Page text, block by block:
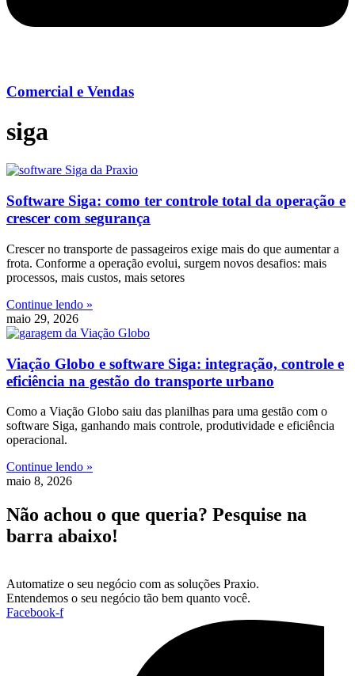
Comercial e Vendas
siga
Software Siga: como ter controle total da operação e
crescer com segurança
Crescer no transporte de passageiros exige mais do que aumentar a
frota. Conforme a operação evolui, surgem novos desafios: mais
processos, mais custos, mais setores
Continue lendo »
maio 29, 2026
Viação Globo e software Siga: integração, controle e
eficiência na gestão do transporte urbano
Como a Viação Globo saiu das planilhas para uma gestão com o
software Siga, ganhando mais controle, produtividade e eficiência
operacional.
Continue lendo »
maio 8, 2026
Não achou o que queria? Pesquise na
barra abaixo!
Automatize o seu negócio com as soluções Praxio.
Entendemos o seu negócio tão bem quanto você.
Facebook-f